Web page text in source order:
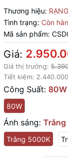
Thương hiệu:
Tình trạng: Còn
Mã sản phẩm:
Giá:
Giá thị trường:
Tiết kiệm:
Công Suất: 80W
80W
Ánh sáng:
Trắng 5000K